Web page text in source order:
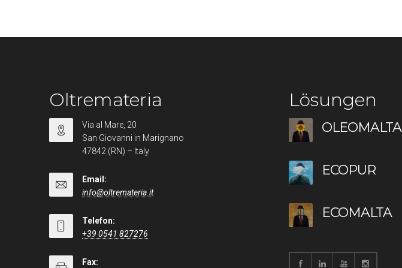
Oltremateria
Via al Mare, 20
San Giovanni in Marignano
47842 (RN) – Italy
Email:
info@oltremateria.it
Telefon:
+39 0541 827276
Fax:
Lösungen
OLEOMALTA
ECOPUR
ECOMALTA